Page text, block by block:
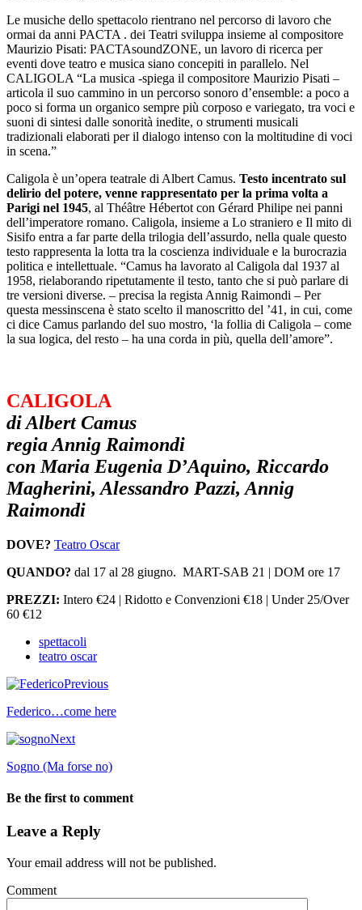
Le musiche dello spettacolo rientrano nel percorso di lavoro che
ormai da anni PACTA . dei Teatri sviluppa insieme al compositore
Maurizio Pisati: PACTAsoundZONE, un lavoro di ricerca per
eventi dove teatro e musica siano concepiti in parallelo. Nel
CALIGOLA “La musica -spiega il compositore Maurizio Pisati –
articola il suo cammino in un percorso sonoro d’ensemble: a poco a
poco si forma un organico sempre più corposo e variegato, tra voci e
suoni di sintesi dalle sonorità inedite, o strumenti musicali
tradizionali elaborati per il dialogo intenso con la moltitudine di voci
in scena.”
Caligola è un’opera teatrale di Albert Camus. Testo incentrato sul
delirio del potere, venne rappresentato per la prima volta a
Parigi nel 1945, al Théâtre Hébertot con Gérard Philipe nei panni
dell’imperatore romano. Caligola, insieme a Lo straniero e Il mito di
Sisifo entra a far parte della trilogia dell’assurdo, nella quale questo
testo rappresenta la lotta tra la coscienza individuale e la burocrazia
politica e intellettuale. “Camus ha lavorato al Caligola dal 1937 al
1958, rielaborando ripetutamente il testo, tanto che si può parlare di
tre versioni diverse. – precisa la regista Annig Raimondi – Per
questa messinscena è stato scelto il manoscritto del ’41, in cui, come
ci dice Camus parlando del suo mostro, ‘la follia di Caligola – come
la sua logica, del resto – ha una corda in più, quella dell’amore”.
CALIGOLA
di Albert Camus
regia Annig Raimondi
con Maria Eugenia D’Aquino, Riccardo
Magherini, Alessandro Pazzi, Annig
Raimondi
DOVE? Teatro Oscar
QUANDO? dal 17 al 28 giugno. MART-SAB 21 | DOM ore 17
PREZZI: Intero €24 | Ridotto e Convenzioni €18 | Under 25/Over
60 €12
spettacoli
teatro oscar
Previous
Federico…come here
Next
Sogno (Ma forse no)
Be the first to comment
Leave a Reply
Your email address will not be published.
Comment